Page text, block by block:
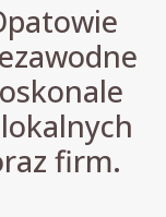
firm.